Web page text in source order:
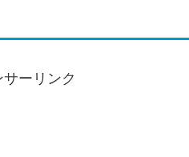
サーリンク